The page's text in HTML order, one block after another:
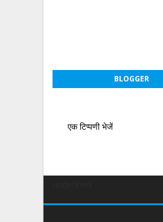
BLOGGER
एक टिप्पणी भेजें